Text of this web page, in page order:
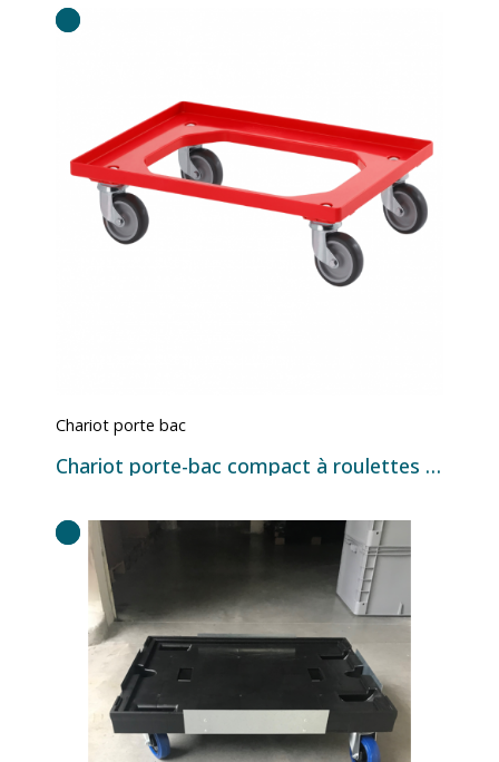
Chariot porte bac
Chariot porte-bac compact à roulettes caoutchouc pour bacs Europe 600 x 400 mm